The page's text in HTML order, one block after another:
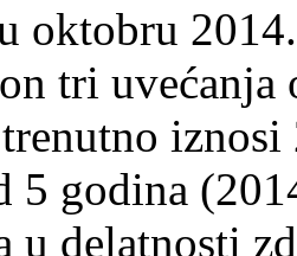
oktobru
tri
iznosi
5 godina
u delatnosti